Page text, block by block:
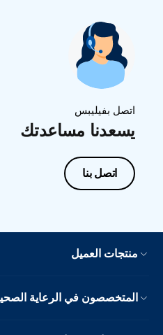
اتصل بفيليبس
يسعدنا مساعدتك
اتصل بنا
منتجات العميل
المتخصصون في الرعاية الصحية